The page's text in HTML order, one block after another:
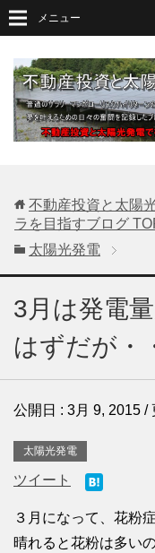
メニュー
不動産投資と太陽
ラを目指すブログ
太陽光発電
3月は発電
はずだが・
公開日 : 3月 9, 2015 /
太陽光発電
ツイート
３月になって、花粉
晴れると花粉は多い